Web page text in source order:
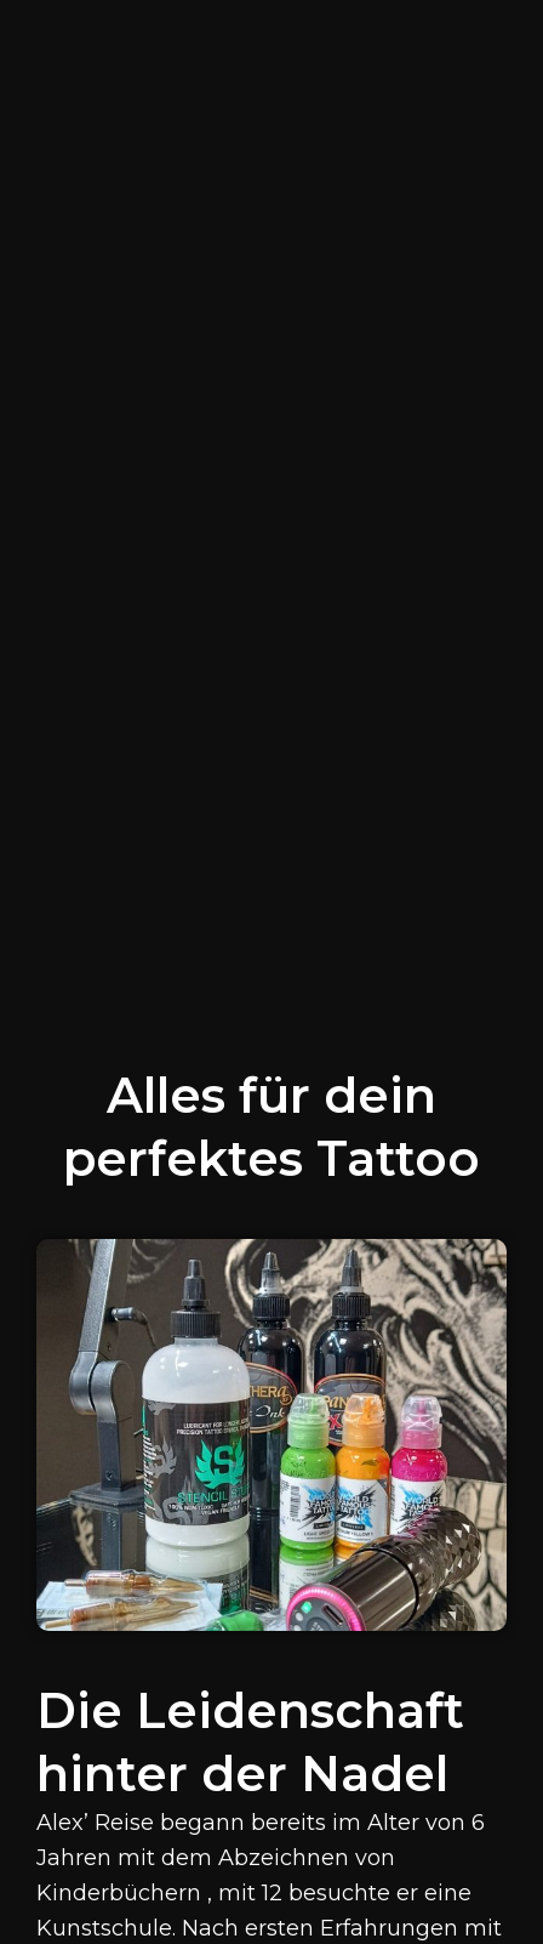
Alles für dein
perfektes Tattoo
Die Leidenschaft
hinter der Nadel
Alex’ Reise begann bereits im Alter von 6
Jahren mit dem Abzeichnen von
Kinderbüchern , mit 12 besuchte er eine
Kunstschule. Nach ersten Erfahrungen mit